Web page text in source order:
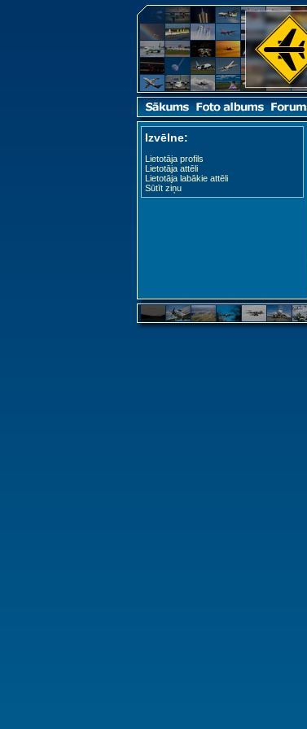
Izvēlne:
Lietotāja profils
Lietotāja attēli
Lietotāja labākie attēli
Sūtīt ziņu